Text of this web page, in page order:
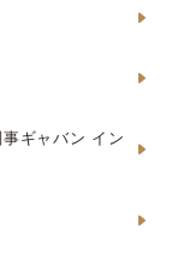
ギャバン イン